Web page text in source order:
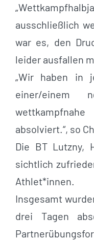
ausschließlich
war es, den
leider ausfallen
„Wir haben in
einer/einem
absolviert.“, so
Die BT Lutzny,
sichtlich
Athlet*innen.
Insgesamt
drei Tagen